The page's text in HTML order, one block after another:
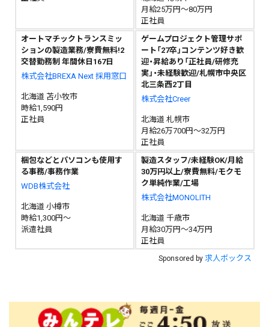
月給25万円～80万円
正社員
オートマチックトランスミッ
ションの製造業務/寮費無料!2
交替勤務制 年間休日167日
株式会社BREXA Next 採用窓口
北海道 苫小牧市
時給1,590円
正社員
ゲームプロジェクト管理サポ
ート「27卒」コンテンツ好き歓
迎・昇給あり「正社員/研修充
実」・未経験歓迎/札幌市中央区
北三条西2丁目
株式会社Creer
北海道 札幌市
月給26万700円～32万円
正社員
梱包などとパソコンも使用す
る事務/事務作業
WDB株式会社
北海道 小樽市
時給1,300円～
派遣社員
製造スタッフ/未経験OK/月給
30万円以上/寮費無料/モクモ
ク単純作業/工場
株式会社MONOLITH
北海道 千歳市
月給30万円～34万円
正社員
Sponsored by 求人ボックス